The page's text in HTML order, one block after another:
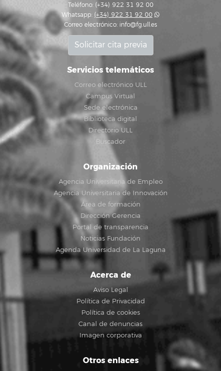
Teléfono: (+34) 922 31 92 00
Whatsapp: (+34) 922 31 92 00
Correo electrónico: info@fg.ull.es
Solicitar cita previa
Servicios telemáticos
Correo electrónico ULL
Campus Virtual
Sede electrónica
Biblioteca digital
Directorio ULL
Buscador
Organización
Agencia Universitaria de Empleo
Agencia Universitaria de Innovación
Área de formación
Dirección Gerencia
Portal de transparencia
Noticias Fundación
Agenda Universidad de La Laguna
Acerca de
Aviso Legal
Política de Privacidad
Política de cookies
Canal de denuncias
Imagen corporativa
Otros enlaces